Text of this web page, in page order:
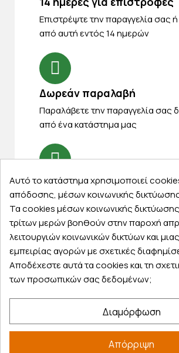
Eπιστρέψτε την παραγγελία σας
από αυτή εντός 14 ημερών
Δωρεάν παραλαβή
Παραλάβετε την παραγγελία σας
από ένα κατάστημα μας
Express αποστολές
Κάντε σήμερα την παραγγελία σας
παραλάβετε αύριο στην πόρτα
Εξυπηρέτηση πελατών
Τα αγαπημένα μου
Αυτό το κατάστημα χρησιμοποιεί
απόδοσης, μέσων κοινωνικής
Τα cookies μέσων κοινωνικής
τρίτων μερών βοηθούν στην παροχή
λειτουργιών κοινωνικών δικτύων και
εμπειρίας αγορών με σχετικές
Αποδέχεστε αυτά τα cookies και τη
των προσωπικών σας δεδομένων;
Διαμόρφωση
Απόρριψη